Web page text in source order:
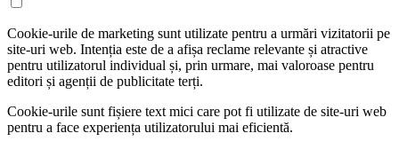
Cookie-urile de marketing sunt utilizate pentru a urmări vizitatorii pe
site-uri web. Intenția este de a afișa reclame relevante și atractive
pentru utilizatorul individual și, prin urmare, mai valoroase pentru
editori și agenții de publicitate terți.
Cookie-urile sunt fișiere text mici care pot fi utilizate de site-uri web
pentru a face experiența utilizatorului mai eficientă.